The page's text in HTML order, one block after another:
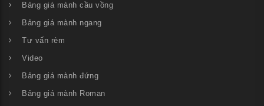
Bảng giá mành cầu vồng
Bảng giá mành ngang
Tư vấn rèm
Video
Bảng giá mành đứng
Bảng giá mành Roman